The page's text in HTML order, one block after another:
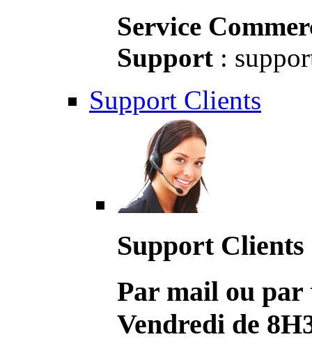
Service
Support :
Support Clients
Support Clients
Par mail ou par
Vendredi de